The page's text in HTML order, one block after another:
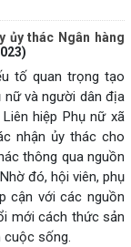
ủy thác Ngân hàng
tố quan trọng tạo
nữ và người dân địa
hiệp Phụ nữ xã
nhận ủy thác cho
thông qua nguồn
đó, hội viên, phụ
cận với các nguồn
mới cách thức sản
cuộc sống.